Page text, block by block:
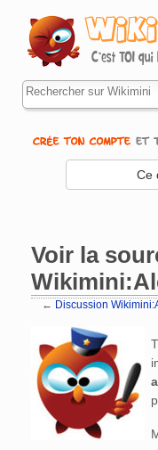
Ce
Voir la
← Discussion